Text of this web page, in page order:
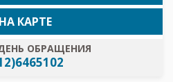
ОБРАЩЕНИЯ
НА КАРТЕ